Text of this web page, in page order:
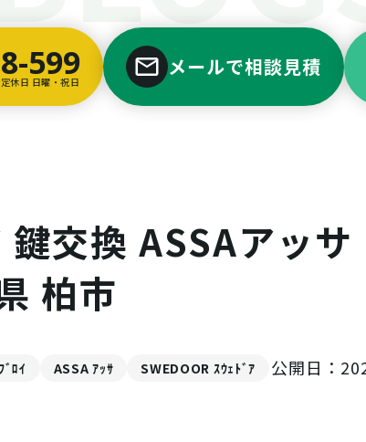
599
休日 日曜・祝日
メールで相談見積
交換 ASSAアッサ
柏市
ﾞﾛｲ ASSA ｱｯｻ SWEDOOR ｽｳｪﾄﾞｱ 公開日：